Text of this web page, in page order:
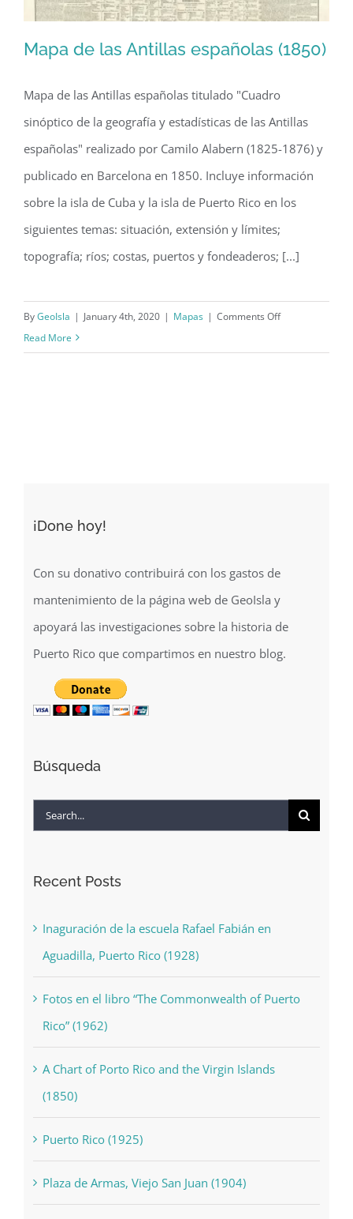
Mapa de las Antillas españolas (1850)
Mapa de las Antillas españolas (1850)
Mapa de las Antillas españolas titulado "Cuadro
sinóptico de la geografía y estadísticas de las Antillas
españolas" realizado por Camilo Alabern (1825-1876) y
publicado en Barcelona en 1850. Incluye información
sobre la isla de Cuba y la isla de Puerto Rico en los
siguientes temas: situación, extensión y límites;
topografía; ríos; costas, puertos y fondeaderos; [...]
ByGeoIsla | January 4th, 2020 | Mapas | Comments Offon
Read More
¡Done hoy!
Con su donativo contribuirá con los gastos de
mantenimiento de la página web de GeoIsla y
apoyará las investigaciones sobre la historia de
Puerto Rico que compartimos en nuestro blog.
Búsqueda
Search
Recent Posts
Inaguración de la escuela Rafael Fabián en
Aguadilla, Puerto Rico (1928)
Fotos en el libro “The Commonwealth of Puerto
Rico” (1962)
A Chart of Porto Rico and the Virgin Islands
(1850)
Puerto Rico (1925)
Plaza de Armas, Viejo San Juan (1904)